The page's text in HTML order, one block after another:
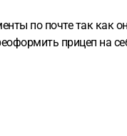
по почте так как
прицеп на